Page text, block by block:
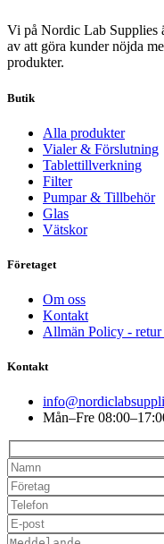
Vi på Nordic Lab Supplies
av att göra kunder nöjda
produkter.
Butik
Alla produkter
Vialer & Förslutning
Tablettillverkning
Filter
Pumpar & Tillbehör
Glas
Vätskor
Företaget
Om oss
Kontakt
Allmän Policy -
Kontakt
Mån–Fre